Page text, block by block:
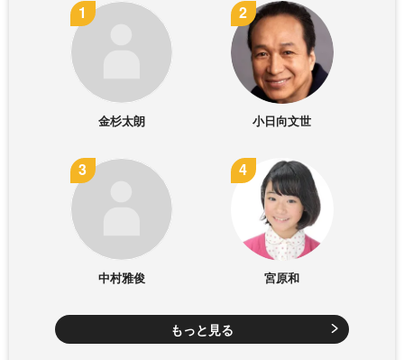
金杉太朗 小日向文世
中村雅俊 宮原和
もっと見る